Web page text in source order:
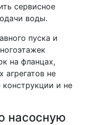
сервисное
воды.
пуска и
на фланцах,
не
конструкции и не
насосную